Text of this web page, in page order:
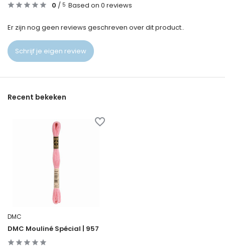
0 / 5 Based on 0 reviews
Er zijn nog geen reviews geschreven over dit product..
Schrijf je eigen review
Recent bekeken
DMC
DMC Mouliné Spécial | 957